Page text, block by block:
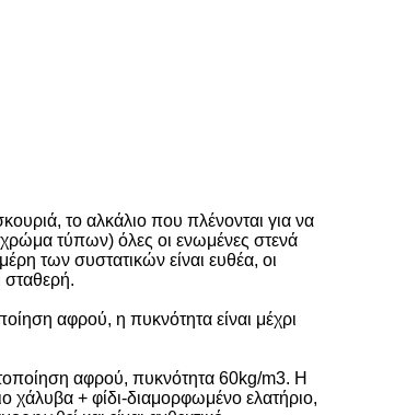
το αλκάλιο που πλένονται για να
χρώμα τύπων) όλες οι ενωμένες στενά
των συστατικών είναι ευθέα, οι
σταθερή.
αφρού, η πυκνότητα είναι μέχρι
αφρού, πυκνότητα 60kg/m3. Η
+ φίδι-διαμορφωμένο ελατήριο,